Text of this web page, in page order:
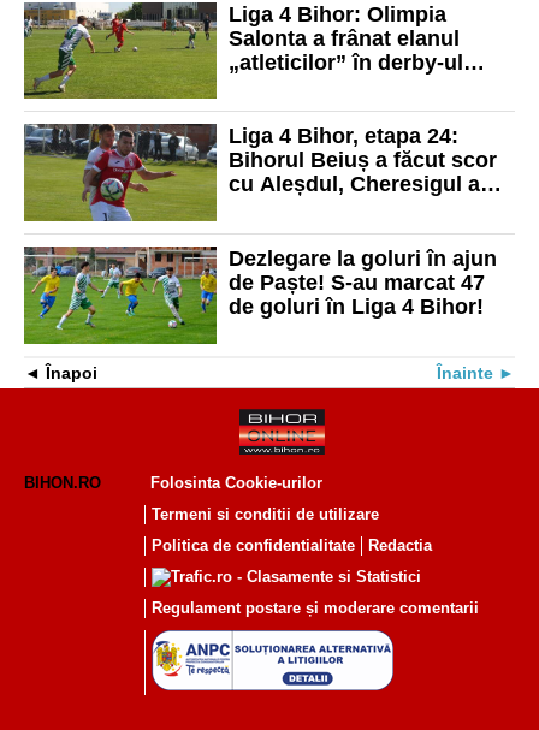
Liga 4 Bihor: Olimpia
Salonta a frânat elanul
„atleticilor” în derby-ul
Liga 4 Bihor, etapa 24:
Bihorul Beiuș a făcut scor
cu Aleșdul, Cheresigul a
Dezlegare la goluri în ajun
de Paște! S-au marcat 47
de goluri în Liga 4 Bihor!
Înapoi Înainte
BIHON.RO
Folosinta Cookie-urilor
Termeni si conditii de utilizare
Politica de confidentialitate
Redactia
Regulament postare și moderare comentarii